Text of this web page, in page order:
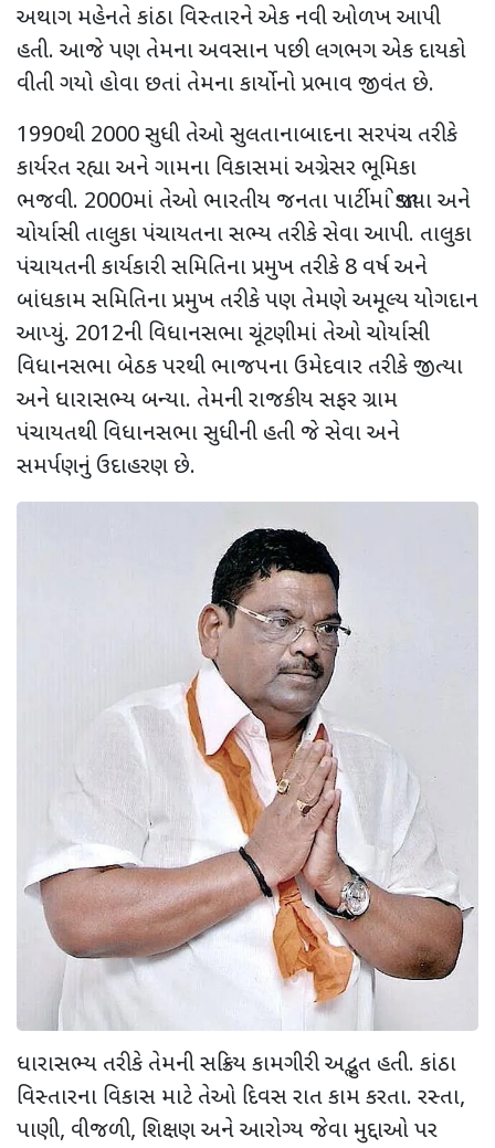
અથાગ મહેનતે કાંઠા વિસ્તારને એક નવી ઓળખ આપી
હતી. આજે પણ તેમના અવસાન પછી લગભગ એક દાયકો
વીતી ગયો હોવા છતાં તેમના કાર્યોનો પ્રભાવ જીવંત છે.
1990થી 2000 સુધી તેઓ સુલતાનાબાદના સરપંચ તરીકે
કાર્યરત રહ્યા અને ગામના વિકાસમાં અગ્રેસર ભૂમિકા
ભજવી. 2000માં તેઓ ભારતીય જનતા પાર્ટીમાં જોડાયા અને
ચોર્યાસી તાલુકા પંચાયતના સભ્ય તરીકે સેવા આપી. તાલુકા
પંચાયતની કાર્યકારી સમિતિના પ્રમુખ તરીકે 8 વર્ષ અને
બાંધકામ સમિતિના પ્રમુખ તરીકે પણ તેમણે અમૂલ્ય યોગદાન
આપ્યું. 2012ની વિધાનસભા ચૂંટણીમાં તેઓ ચોર્યાસી
વિધાનસભા બેઠક પરથી ભાજપના ઉમેદવાર તરીકે જીત્યા
અને ધારાસભ્ય બન્યા. તેમની રાજકીય સફર ગ્રામ
પંચાયતથી વિધાનસભા સુધીની હતી જે સેવા અને
સમર્પણનું ઉદાહરણ છે.
ધારાસભ્ય તરીકે તેમની સક્રિય કામગીરી અદ્ભુત હતી. કાંઠા
વિસ્તારના વિકાસ માટે તેઓ દિવસ રાત કામ કરતા. રસ્તા,
પાણી, વીજળી, શિક્ષણ અને આરોગ્ય જેવા મુદ્દાઓ પર